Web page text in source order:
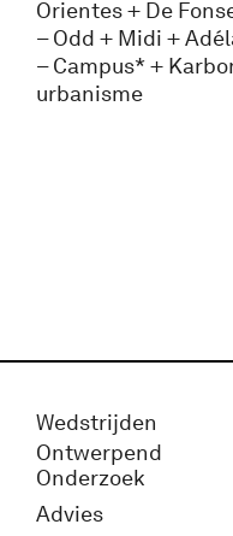
Orientes + De
– Odd + Midi +
– Campus* +
urbanisme
Wedstrijden
Ontwerpend
Onderzoek
Advies